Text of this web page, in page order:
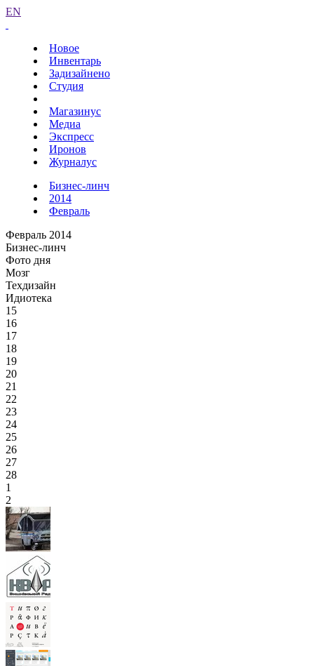
EN
Новое
Инвентарь
Задизайнено
Студия
Магазинус
Медиа
Экспресс
Иронов
Журналус
Бизнес-линч
2014
Февраль
Февраль 2014
Бизнес-линч
Фото дня
Мозг
Техдизайн
Идиотека
15
16
17
18
19
20
21
22
23
24
25
26
27
28
1
2